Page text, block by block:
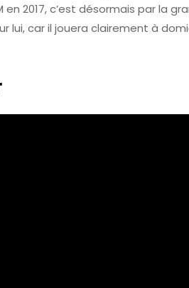
2017, c’est désormais par la
lui, car il jouera clairement à